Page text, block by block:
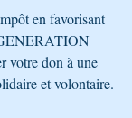
en favorisant
votre don à une
et volontaire.